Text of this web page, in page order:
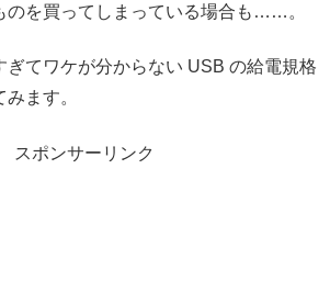
のを買ってしまっている場合も……。
ぎてワケが分からない USB の給電規格
ます。
スポンサーリンク